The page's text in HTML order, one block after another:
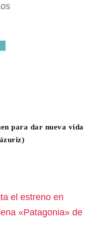
para dar nueva vida